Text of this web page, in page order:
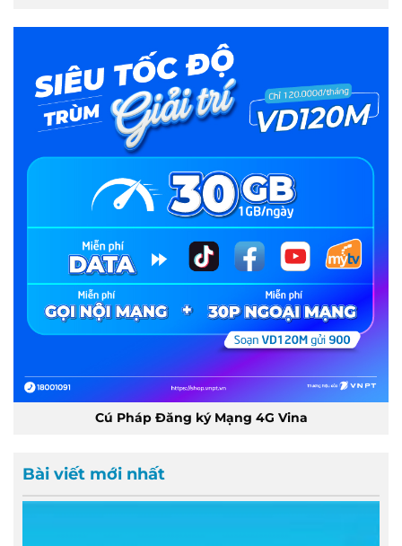
Cú Pháp Đăng ký Mạng 4G Vina
Bài viết mới nhất